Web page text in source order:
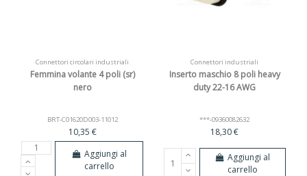
Connettori circolari industriali
Femmina volante 4 poli (sr)
nero
BRT-C01620D003-11012
10,35 €
Aggiungi al
carrello
Connettori industriali
Inserto maschio 8 poli heavy
duty 22-16 AWG
***-09360082632
18,30 €
Aggiungi al
carrello